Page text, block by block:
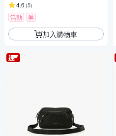
4.6 (5)
活動 券
加入購物車